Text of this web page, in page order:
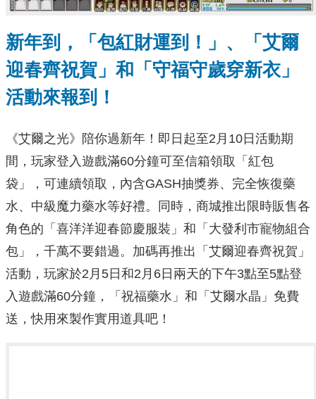
新年到，
「包紅財運到！」、「艾爾
迎春齊祝賀」和「守福守歲穿新衣」
活動來報到！
《艾爾之光》陪你過新年！即日起至2月10日活動期
間，玩家登入遊戲滿60分鐘可至信箱領取「紅包
袋」，可連續領取，內含GASH抽獎券、完全恢復藥
水、中級魔力藥水等好禮。同時，商城推出限時販售各
角色的「喜洋洋迎春節慶服裝」和「大發利市寵物組合
包」，千萬不要錯過。加碼再推出「艾爾迎春齊祝賀」
活動，玩家於2月5日和2月6日兩天的下午3點至5點登
入遊戲滿60分鐘，「祝福藥水」和「艾爾水晶」免費
送，快用來製作實用道具吧！